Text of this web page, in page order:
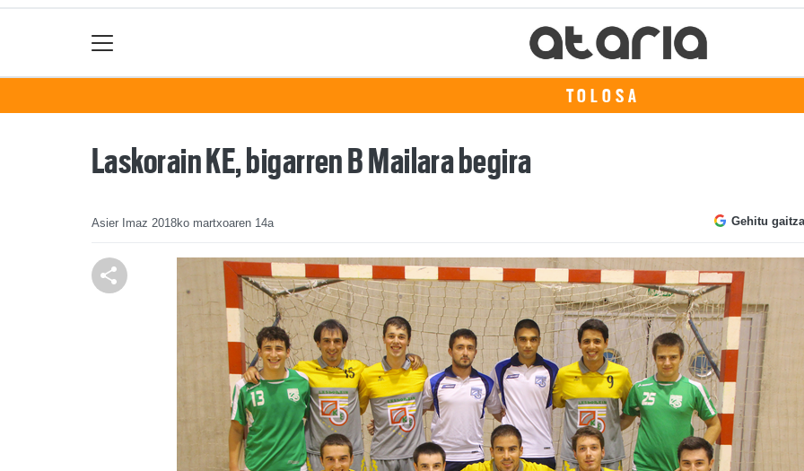
TOLOSA
Laskorain KE, bigarren B Mailara begira
Asier Imaz 2018ko martxoaren 14a Gehitu